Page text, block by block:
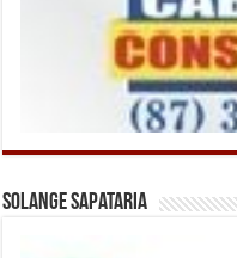
Solange Sapataria